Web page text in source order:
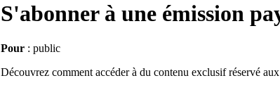
S'abonner à une émission
Pour : public
Découvrez comment accéder à du contenu exclusif réservé